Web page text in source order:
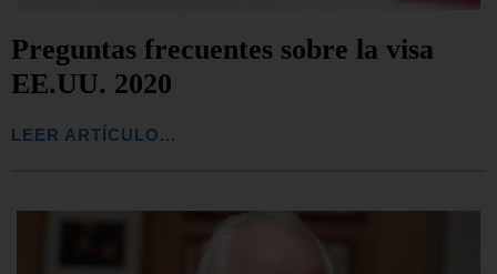
Preguntas frecuentes sobre la visa
EE.UU. 2020
LEER ARTÍCULO...